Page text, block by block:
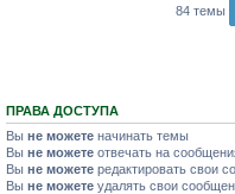
84 темы
ПРАВА ДОСТУПА
Вы не можете начинать темы
Вы не можете отвечать на
Вы не можете редактировать свои
Вы не можете удалять свои